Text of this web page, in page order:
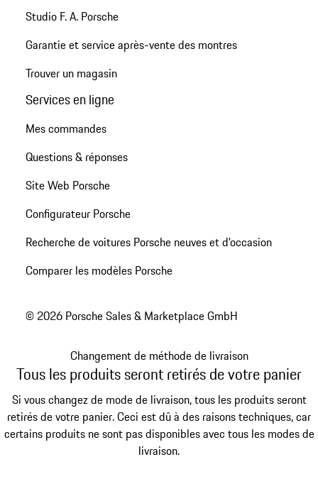
Studio F. A. Porsche
Garantie et service après-vente des montres
Trouver un magasin
Services en ligne
Mes commandes
Questions & réponses
Site Web Porsche
Configurateur Porsche
Recherche de voitures Porsche neuves et d'occasion
Comparer les modèles Porsche
© 2026 Porsche Sales & Marketplace GmbH
Changement de méthode de livraison
Tous les produits seront retirés de votre panier
Si vous changez de mode de livraison, tous les produits seront
retirés de votre panier. Ceci est dû à des raisons techniques, car
certains produits ne sont pas disponibles avec tous les modes de
livraison.